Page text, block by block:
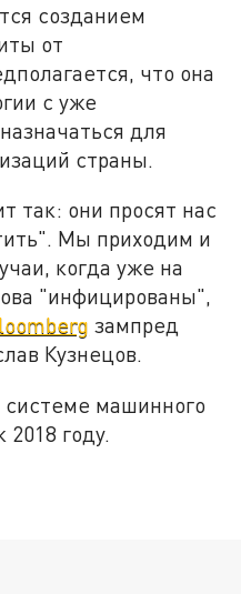
созданием
от
что она
с уже
для
страны.
так: они просят нас
Мы приходим и
когда уже на
"инфицированы",
зампред
Кузнецов.
машинного
2018 году.